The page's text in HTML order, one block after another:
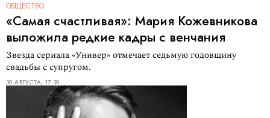
ОБЩЕСТВО
«Самая счастливая»: Мария Кожевникова
выложила редкие кадры с венчания
Звезда сериала «Универ» отмечает седьмую годовщину
свадьбы с супругом.
30 АВГУСТА, 17:30